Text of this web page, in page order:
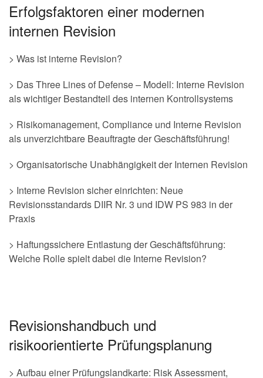
Erfolgsfaktoren einer modernen
internen Revision
> Was ist interne Revision?
> Das Three Lines of Defense – Modell: Interne Revision
als wichtiger Bestandteil des internen Kontrollsystems
> Risikomanagement, Compliance und Interne Revision
als unverzichtbare Beauftragte der Geschäftsführung!
> Organisatorische Unabhängigkeit der Internen Revision
> Interne Revision sicher einrichten: Neue
Revisionsstandards DIIR Nr. 3 und IDW PS 983 in der
Praxis
> Haftungssichere Entlastung der Geschäftsführung:
Welche Rolle spielt dabei die Interne Revision?
Revisionshandbuch und
risikoorientierte Prüfungsplanung
> Aufbau einer Prüfungslandkarte: Risk Assessment,